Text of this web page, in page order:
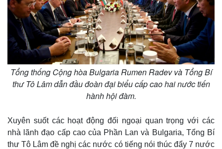
Tỷ giá
Chứng khoán
Giá cà phê
Tổng thống Cộng hòa Bulgaria Rumen Radev và Tổng Bí
thư Tô Lâm dẫn đầu đoàn đại biểu cấp cao hai nước tiến
hành hội đàm.
Xuyên suốt các hoạt động đối ngoại quan trọng với các
nhà lãnh đạo cấp cao của Phần Lan và Bulgaria, Tổng Bí
thư Tô Lâm đề nghị các nước có tiếng nói thúc đẩy 7 nước